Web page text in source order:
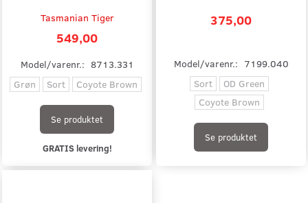
Tasmanian Tiger
549,00
Model/varenr.: 8713.331
Grøn
Sort Coyote Brown
Se produktet
GRATIS levering!
375,00
Model/varenr.: 7199.040
Sort
OD Green
Coyote Brown
Se produktet